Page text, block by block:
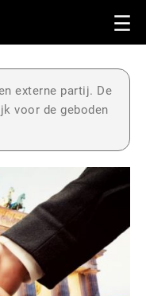
externe partij. De
voor de geboden